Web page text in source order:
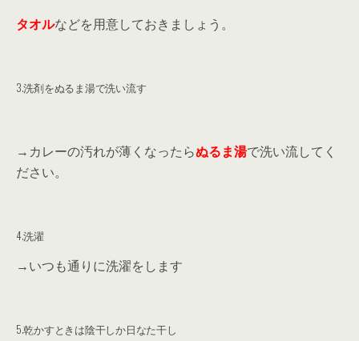
タオルなどを用意しておきましょう。
3.洗剤をぬるま湯で洗い流す
→カレーの汚れが薄くなったらぬるま湯で洗い流してく
ださい。
4.洗濯
→いつも通りに洗濯をします
5.乾かすときは陰干しか日なた干し